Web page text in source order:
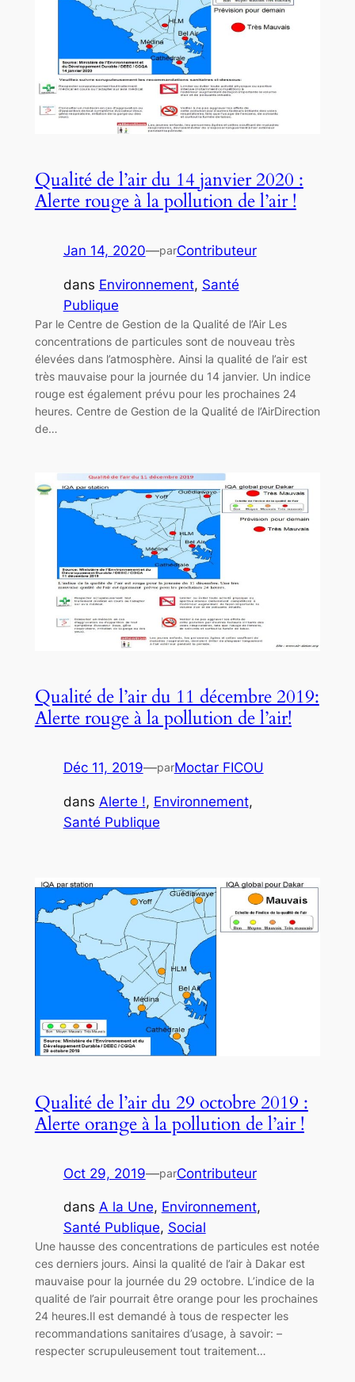
Qualité de l’air du 14 janvier 2020 :
Alerte rouge à la pollution de l’air !
Jan 14, 2020—parContributeur
dans Environnement, Santé
Publique
Par le Centre de Gestion de la Qualité de l’Air Les
concentrations de particules sont de nouveau très
élevées dans l’atmosphère. Ainsi la qualité de l’air est
très mauvaise pour la journée du 14 janvier. Un indice
rouge est également prévu pour les prochaines 24
heures. Centre de Gestion de la Qualité de l’AirDirection
de…
Qualité de l’air du 11 décembre 2019:
Alerte rouge à la pollution de l’air!
Déc 11, 2019—parMoctar FICOU
dans Alerte !, Environnement
Santé Publique
Qualité de l’air du 29 octobre 2019 :
Alerte orange à la pollution de l’air !
Oct 29, 2019—parContributeur
dans A la Une, Environnement
Santé Publique, Social
Une hausse des concentrations de particules est notée
ces derniers jours. Ainsi la qualité de l’air à Dakar est
mauvaise pour la journée du 29 octobre. L’indice de la
qualité de l’air pourrait être orange pour les prochaines
24 heures.Il est demandé à tous de respecter les
recommandations sanitaires d’usage, à savoir: –
respecter scrupuleusement tout traitement…